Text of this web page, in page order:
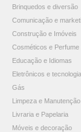
Brinquedos e diversão
Comunicação e
Construção e Imóveis
Cosméticos e Perfume
Educação e Idiomas
Eletrônicos e tecnologia
Gás
Limpeza e Manutenção
Livraria e Papelaria
Móveis e decoração